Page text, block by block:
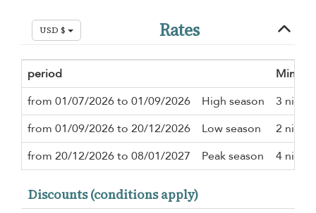
USD $ Rates
period
from 01/07/2026 to 01/09/2026
High season
3 nights
from 01/09/2026 to 20/12/2026
Low season
2 nights
from 20/12/2026 to 08/01/2027
Peak season 4 nights
Discounts (conditions apply)